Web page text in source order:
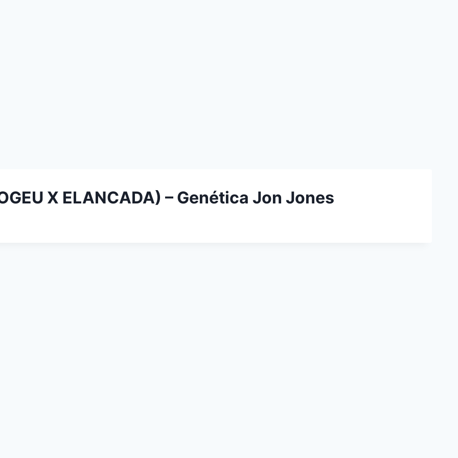
X ELANCADA) – Genética Jon Jones